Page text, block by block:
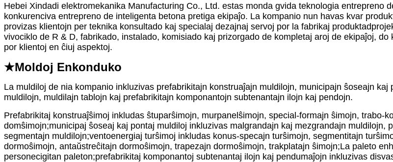
Hebei Xindadi elektromekanika Manufacturing Co., Ltd. estas monda gvida teknologia entrepreno
konkurenciva entrepreno de inteligenta betona pretiga ekipaĵo. La kompanio nun havas kvar
provizas klientojn per teknika konsultado kaj specialaj dezajnaj servoj por la fabrikaj
vivociklo de R & D, fabrikado, instalado, komisiado kaj prizorgado de kompletaj aroj de ekipaĵoj,
por klientoj en ĉiuj aspektoj.
★Moldoj Enkonduko
La muldiloj de nia kompanio inkluzivas prefabrikitajn konstruaĵajn muldilojn, municipajn ŝoseajn
muldilojn, muldilajn tablojn kaj prefabrikitajn komponantojn subtenantajn ilojn kaj pendojn.
Prefabrikitaj konstruaĵŝimoj inkludas ŝtuparŝimojn, murpanelŝimojn, special-formajn ŝimojn, trabo-
domŝimojn;municipaj ŝoseaj kaj pontaj muldiloj inkluzivas malgrandajn kaj mezgrandajn
segmentajn muldilojn;ventoenergiaj turŝimoj inkludas konus-specajn turŝimojn, segmentitajn
dormoŝimojn, antaŭstreĉitajn dormoŝimojn, trapezajn dormoŝimojn, trakplatajn ŝimojn;La paleto
personecigitan paleton;prefabrikitaj komponantoj subtenantaj ilojn kaj pendumaĵojn inkluzivas